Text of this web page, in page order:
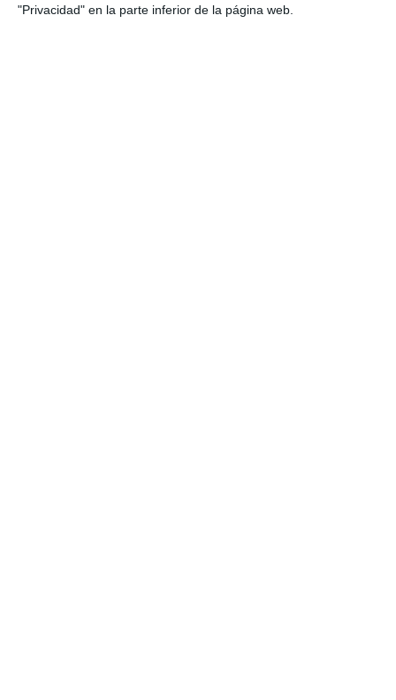
"Privacidad" en la parte inferior de la página web.